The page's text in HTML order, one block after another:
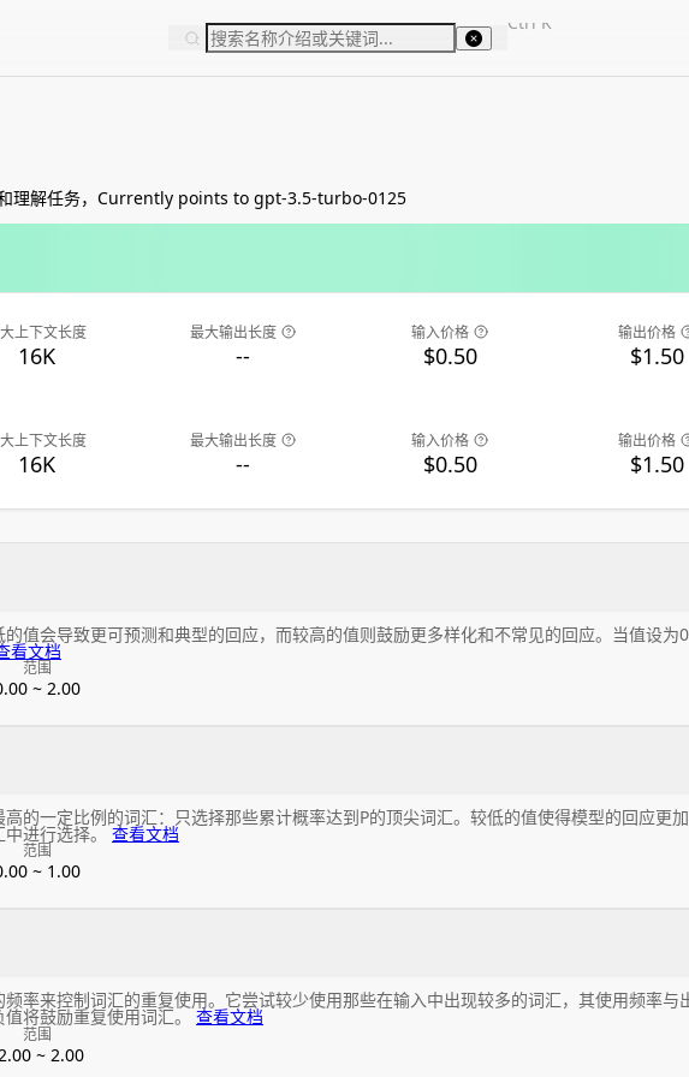
Ctrl K
理解任务，Currently points to gpt-3.5-turbo-0125
上下文长度
16K
最大输出长度
--
输入价格
$0.50
输出价格
$1.50
上下文长度
16K
最大输出长度
--
输入价格
$0.50
输出价格
$1.50
值会导致更可预测和典型的回应，而较高的值则鼓励更多样化和不常见的回应。当值设为
看文档
范围
~ 2.00
的一定比例的词汇：只选择那些累计概率达到P的顶尖词汇。较低的值使得模型的回应更
进行选择。 查看文档
范围
~ 1.00
率来控制词汇的重复使用。它尝试较少使用那些在输入中出现较多的词汇，其使用频率与
将鼓励重复使用词汇。 查看文档
范围
~ 2.00